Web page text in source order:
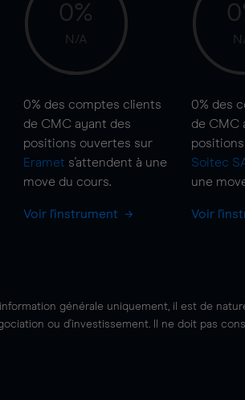
0%
N/A
0% des comptes clients
de CMC ayant des
positions ouvertes sur
Eramet s'attendent à une
move du cours.
Voir l'instrument
0% des
de CMC
Soitec
une
Voir
générale uniquement, il est de
ou d'investissement. Il ne doit pas